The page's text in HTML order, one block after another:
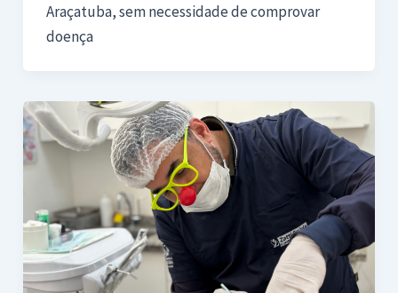
Araçatuba, sem necessidade de comprovar
doença